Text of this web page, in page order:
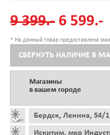
9 399.- 6 599.-
* На данный товар предоставлена
СВЕРНУТЬ НАЛИЧИЕ В
Магазины
в вашем городе
Бердск, Ленина, 54/
Искитим, мкр